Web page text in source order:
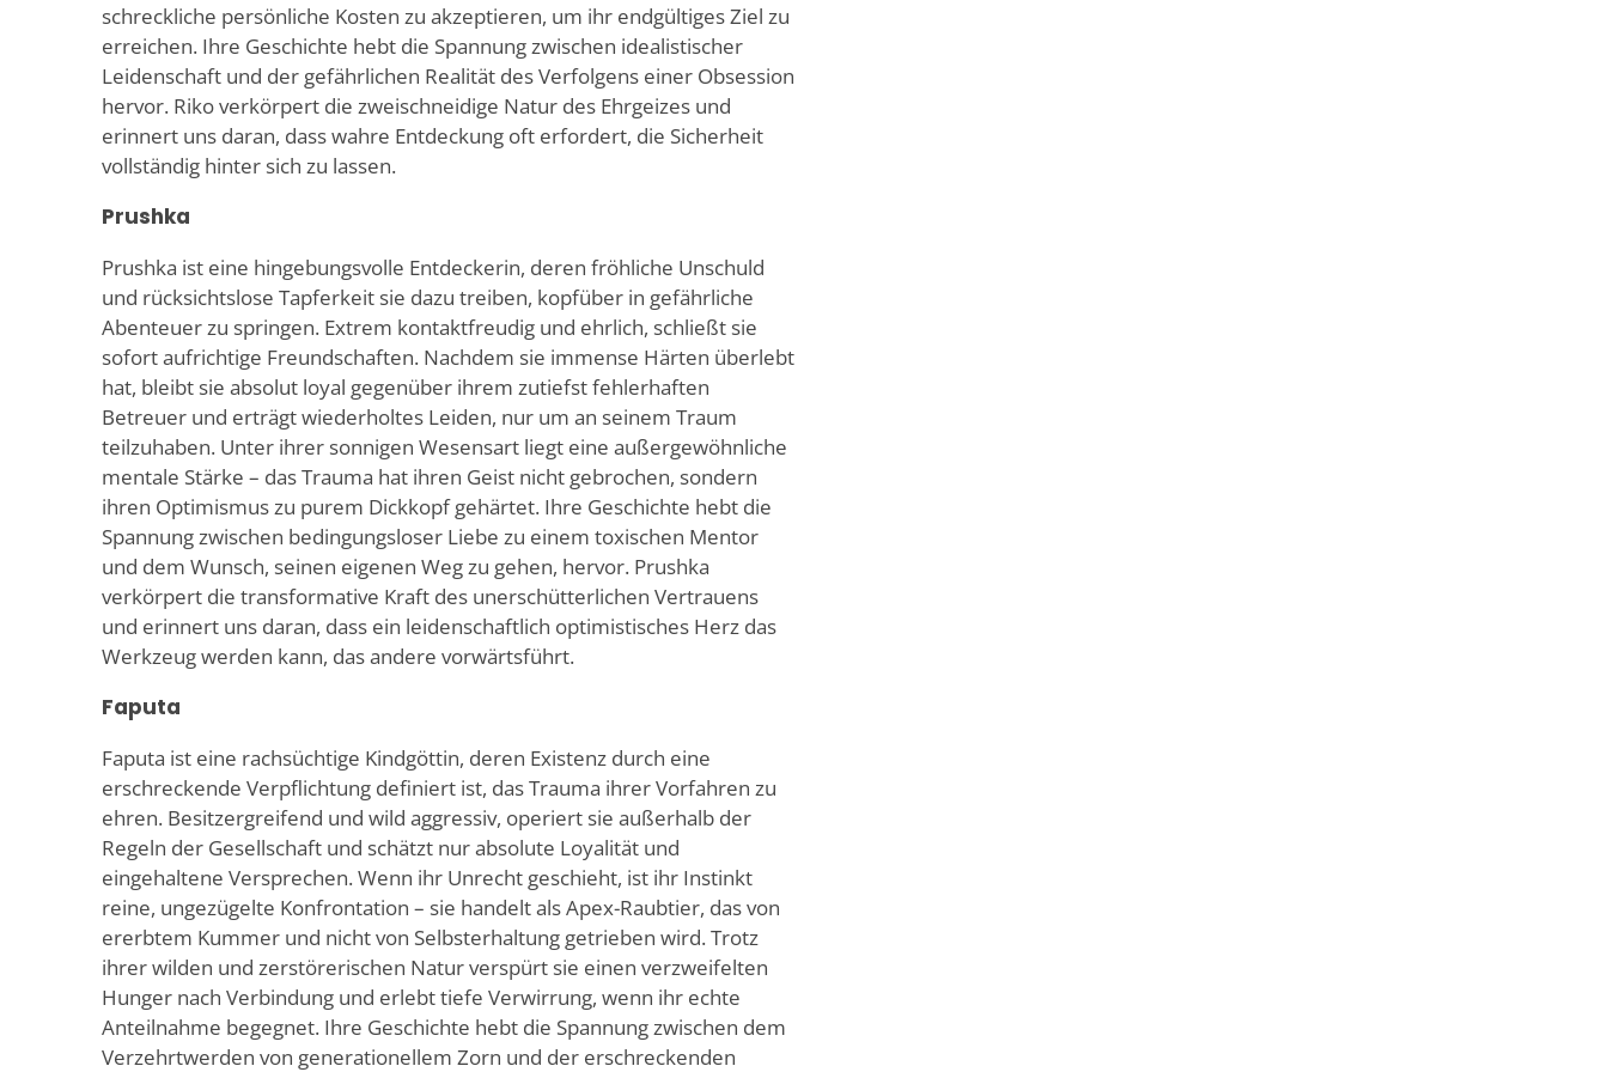
schreckliche persönliche Kosten zu akzeptieren, um ihr endgültiges Ziel zu
erreichen. Ihre Geschichte hebt die Spannung zwischen idealistischer
Leidenschaft und der gefährlichen Realität des Verfolgens einer Obsession
hervor. Riko verkörpert die zweischneidige Natur des Ehrgeizes und
erinnert uns daran, dass wahre Entdeckung oft erfordert, die Sicherheit
vollständig hinter sich zu lassen.
Prushka
Prushka ist eine hingebungsvolle Entdeckerin, deren fröhliche Unschuld
und rücksichtslose Tapferkeit sie dazu treiben, kopfüber in gefährliche
Abenteuer zu springen. Extrem kontaktfreudig und ehrlich, schließt sie
sofort aufrichtige Freundschaften. Nachdem sie immense Härten überlebt
hat, bleibt sie absolut loyal gegenüber ihrem zutiefst fehlerhaften
Betreuer und erträgt wiederholtes Leiden, nur um an seinem Traum
teilzuhaben. Unter ihrer sonnigen Wesensart liegt eine außergewöhnliche
mentale Stärke – das Trauma hat ihren Geist nicht gebrochen, sondern
ihren Optimismus zu purem Dickkopf gehärtet. Ihre Geschichte hebt die
Spannung zwischen bedingungsloser Liebe zu einem toxischen Mentor
und dem Wunsch, seinen eigenen Weg zu gehen, hervor. Prushka
verkörpert die transformative Kraft des unerschütterlichen Vertrauens
und erinnert uns daran, dass ein leidenschaftlich optimistisches Herz das
Werkzeug werden kann, das andere vorwärtsführt.
Faputa
Faputa ist eine rachsüchtige Kindgöttin, deren Existenz durch eine
erschreckende Verpflichtung definiert ist, das Trauma ihrer Vorfahren zu
ehren. Besitzergreifend und wild aggressiv, operiert sie außerhalb der
Regeln der Gesellschaft und schätzt nur absolute Loyalität und
eingehaltene Versprechen. Wenn ihr Unrecht geschieht, ist ihr Instinkt
reine, ungezügelte Konfrontation – sie handelt als Apex-Raubtier, das von
ererbtem Kummer und nicht von Selbsterhaltung getrieben wird. Trotz
ihrer wilden und zerstörerischen Natur verspürt sie einen verzweifelten
Hunger nach Verbindung und erlebt tiefe Verwirrung, wenn ihr echte
Anteilnahme begegnet. Ihre Geschichte hebt die Spannung zwischen dem
Verzehrtwerden von generationellem Zorn und der erschreckenden